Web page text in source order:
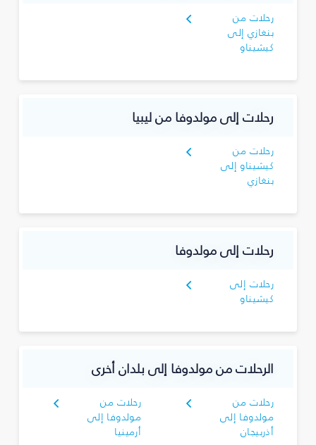
رحلات من
بنغازي إلى
كيشيناو
رحلات إلى مولدوفا من ليبيا
رحلات من
كيشيناو إلى
بنغازي
رحلات إلى مولدوفا
رحلات إلى
كيشيناو
الرحلات من مولدوفا إلى بلدان أخرى
رحلات من
مولدوفا إلى
أذربيجان
رحلات من
مولدوفا إلى
أرمينيا